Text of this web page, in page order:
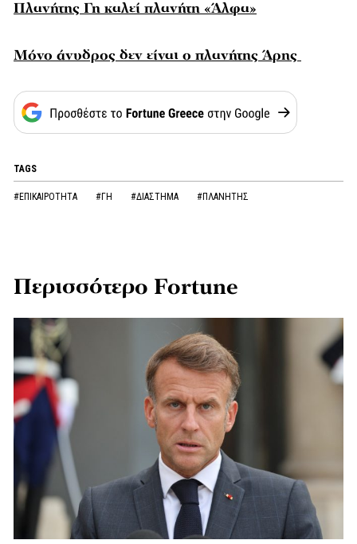
Πλανήτης Γη καλεί πλανήτη «Άλφα»
Μόνο άνυδρος δεν είναι ο πλανήτης Άρης
TAGS
#ΕΠΙΚΑΙΡΟΤΗΤΑ #ΓΗ #ΔΙΑΣΤΗΜΑ #ΠΛΑΝΗΤΗΣ
Περισσότερο Fortune